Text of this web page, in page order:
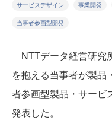
サービスデザイン 事業開発
当事者参画型開発
NTTデータ経営研究
を抱える当事者が製品
者参画型製品・サービ
発表した。